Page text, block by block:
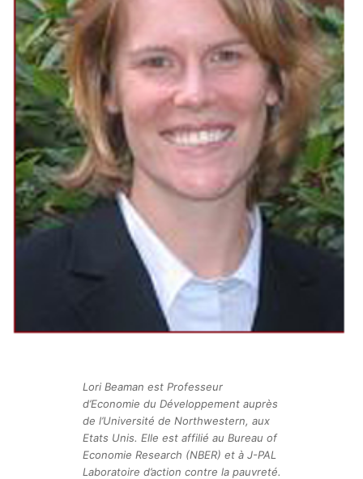
Lori Beaman est Professeur
d’Economie du Développement auprès
de l’Université de Northwestern, aux
Etats Unis. Elle est affilié au Bureau of
Economie Research (NBER) et à J-PAL
Laboratoire d’action contre la pauvreté.